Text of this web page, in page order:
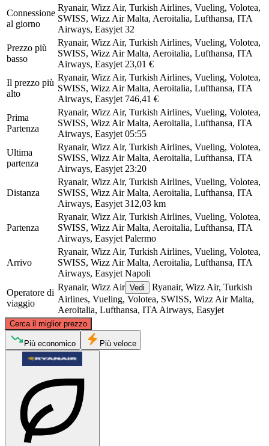
Connessione
al giorno
Ryanair, Wizz Air, Turkish Airlines, Vueling, Volotea,
SWISS, Wizz Air Malta, Aeroitalia, Lufthansa, ITA
Airways, Easyjet 32
Prezzo più
basso
Ryanair, Wizz Air, Turkish Airlines, Vueling, Volotea,
SWISS, Wizz Air Malta, Aeroitalia, Lufthansa, ITA
Airways, Easyjet 23,01 €
Il prezzo più
alto
Ryanair, Wizz Air, Turkish Airlines, Vueling, Volotea,
SWISS, Wizz Air Malta, Aeroitalia, Lufthansa, ITA
Airways, Easyjet 746,41 €
Prima
Partenza
Ryanair, Wizz Air, Turkish Airlines, Vueling, Volotea,
SWISS, Wizz Air Malta, Aeroitalia, Lufthansa, ITA
Airways, Easyjet 05:55
Ultima
partenza
Ryanair, Wizz Air, Turkish Airlines, Vueling, Volotea,
SWISS, Wizz Air Malta, Aeroitalia, Lufthansa, ITA
Airways, Easyjet 23:20
Distanza
Ryanair, Wizz Air, Turkish Airlines, Vueling, Volotea,
SWISS, Wizz Air Malta, Aeroitalia, Lufthansa, ITA
Airways, Easyjet 312,03 km
Partenza
Ryanair, Wizz Air, Turkish Airlines, Vueling, Volotea,
SWISS, Wizz Air Malta, Aeroitalia, Lufthansa, ITA
Airways, Easyjet Palermo
Arrivo
Ryanair, Wizz Air, Turkish Airlines, Vueling, Volotea,
SWISS, Wizz Air Malta, Aeroitalia, Lufthansa, ITA
Airways, Easyjet Napoli
Operatore di
viaggio
Ryanair, Wizz Air Vedi
Ryanair, Wizz Air, Turkish
Airlines, Vueling, Volotea, SWISS, Wizz Air Malta,
Aeroitalia, Lufthansa, ITA Airways, Easyjet
Cerca il miglior prezzo
©CARTO , ©OpenStreetMapcontributors
Più economico Più veloce